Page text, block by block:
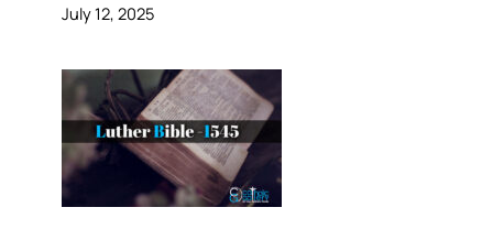
July 12, 2025